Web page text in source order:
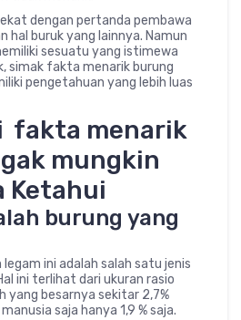
dengan pertanda pembawa
hal buruk yang lainnya. Namun
sesuatu yang istimewa
simak fakta menarik burung
pengetahuan yang lebih luas
fakta menarik
mungkin
Ketahui
burung yang
ini adalah salah satu jenis
ini terlihat dari ukuran rasio
yang besarnya sekitar 2,7%
saja hanya 1,9 % saja.